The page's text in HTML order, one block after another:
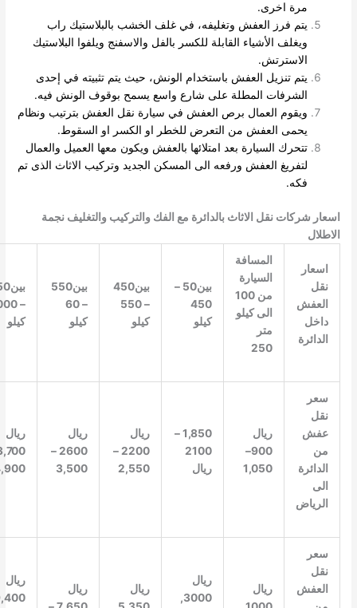
مرة اخرى.
يتم فرز العفش وتغليفه، في غلف الخشب بالبلاستيك راب
ويغلف الأشياء القابلة للكسر بالفل والاسفنج ويلفوا البلاستيك
الاسترتش.
يتم تنزيل العفش باستخدام الونش، حيث يتم تثبيته في إحدى
الشرفات المطلة على شارع واسع يسمح بوقوف الونش فيه.
ويقوم العمال برص العفش في سيارة نقل العفش بترتيب ونظام
يحمى العفش من التعرض للخطر او الكسر او السقوط.
تتحرك السيارة بعد امتلائها بالعفش ويكون معها العميل والعمال
لتفريغ العفش ورفعه الى المسكن الجديد وتركيب الاثاث الذى تم
شركات نقل الاثاث بالدائرة مع الفك والتركيب والتغليف نجمة
العفش
الدائرة
المسافة
السيارة
من 100
الى كيلو
بين50 –
كيلو
بين450
– 550
بين550
بين750
– 1000
عفش
الدائرة
الرياض
900–
1,050
1,850 –
2100
ريال
2200 –
2,550
2600 –
3,500
3,700 –
4,900
العفش
ريال
3000,
9,400